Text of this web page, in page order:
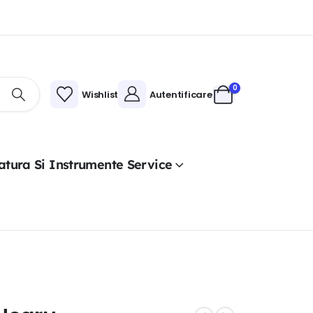
Wishlist Autentificare
0
Si Instrumente Service